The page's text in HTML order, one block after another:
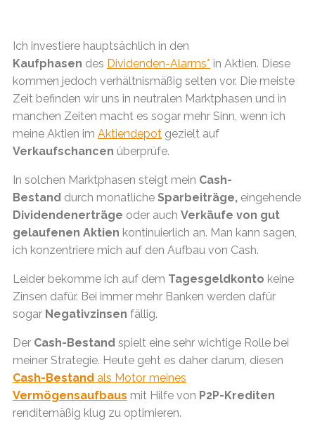
Ich investiere hauptsächlich in den
Kaufphasen des Dividenden-Alarms* in Aktien. Diese
kommen jedoch verhältnismäßig selten vor. Die meiste
Zeit befinden wir uns in neutralen Marktphasen und in
manchen Zeiten macht es sogar mehr Sinn, wenn ich
meine Aktien im Aktiendepot gezielt auf
Verkaufschancen überprüfe.
In solchen Marktphasen steigt mein Cash-
Bestand durch monatliche Sparbeiträge, eingehende
Dividendenerträge oder auch Verkäufe von gut
gelaufenen Aktien kontinuierlich an. Man kann sagen,
ich konzentriere mich auf den Aufbau von Cash.
Leider bekomme ich auf dem Tagesgeldkonto keine
Zinsen dafür. Bei immer mehr Banken werden dafür
sogar Negativzinsen fällig.
Der Cash-Bestand spielt eine sehr wichtige Rolle bei
meiner Strategie. Heute geht es daher darum, diesen
Cash-Bestand als Motor meines
Vermögensaufbaus mit Hilfe von P2P-Krediten
renditemäßig klug zu optimieren.